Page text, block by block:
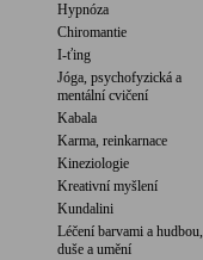
Hypnóza
Chiromantie
I-ťing
Jóga, psychofyzická a
mentální cvičení
Kabala
Karma, reinkarnace
Kineziologie
Kreativní myšlení
Kundalini
Léčení barvami a hudbou,
duše a umění